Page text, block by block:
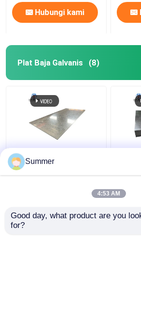
Hubungi kami
Plat Baja Galvanis (8)
Pelat Lembaran Baja
Galvanis Celup Panas
Summer
4:53 AM
Good day, what product are you
for?